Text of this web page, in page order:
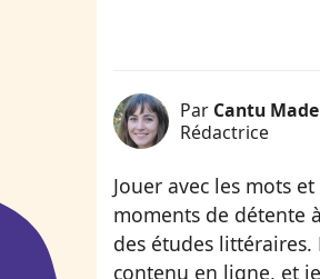
Par Cantu
Rédactrice
Jouer avec les mots
moments de détente
des études
contenu en ligne, et